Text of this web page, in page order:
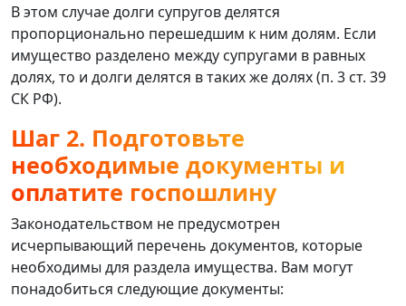
В этом случае долги супругов делятся
пропорционально перешедшим к ним долям. Если
имущество разделено между супругами в равных
долях, то и долги делятся в таких же долях (п. 3 ст. 39
СК РФ).
Шаг 2. Подготовьте
необходимые документы и
оплатите госпошлину
Законодательством не предусмотрен
исчерпывающий перечень документов, которые
необходимы для раздела имущества. Вам могут
понадобиться следующие документы: